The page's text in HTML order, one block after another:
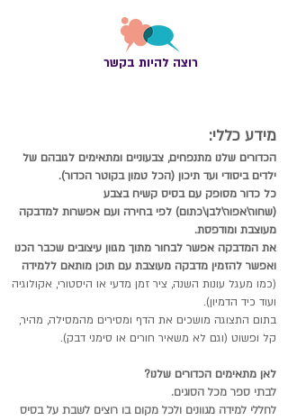
רוצה להיות בקשר
מידע כללי:
הכדורים שלנו מתנפחים, צבעוניים ומתאימים לגובהם של
ילדים ביסודי ועד תיכון (הכל טמון בקוטר הכדור).
כל כדור מסופק עם בסיס קשיח בצבע
(שחור\אפור\לבן\כתום) לפי בחירה ועם אפשרות למדבקה
מעוצבת ומודפסת.
את המדבקה אפשר לבחור מתוך מגוון עיצובים שכבר הכנו
ואפשר להזמין מדבקה מעוצבת עם תוכן מותאם ללמידה
(כמו מעגל עונות השנה, ציר זמן מדעי או היסטורי, אקולוגיה
ועוד כיד הדמיון).
בתום התצוגה מושכים את הדף ומסירים מהמסילה, מהיר,
קל ופשוט (וגם לא משאיר חורים או סימני דבק).
לאן מתאימים הכדורים שלנו?
לבתי ספר מכל הסוגים.
לחללי למידה מגוונים ולכל מקום בו רוצים לשבת על בסיס